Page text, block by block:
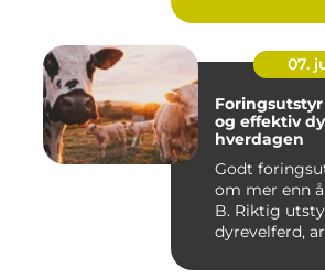
07.
og effektiv
hverdagen
Godt
om mer enn
B. Riktig
dyrevelferd,